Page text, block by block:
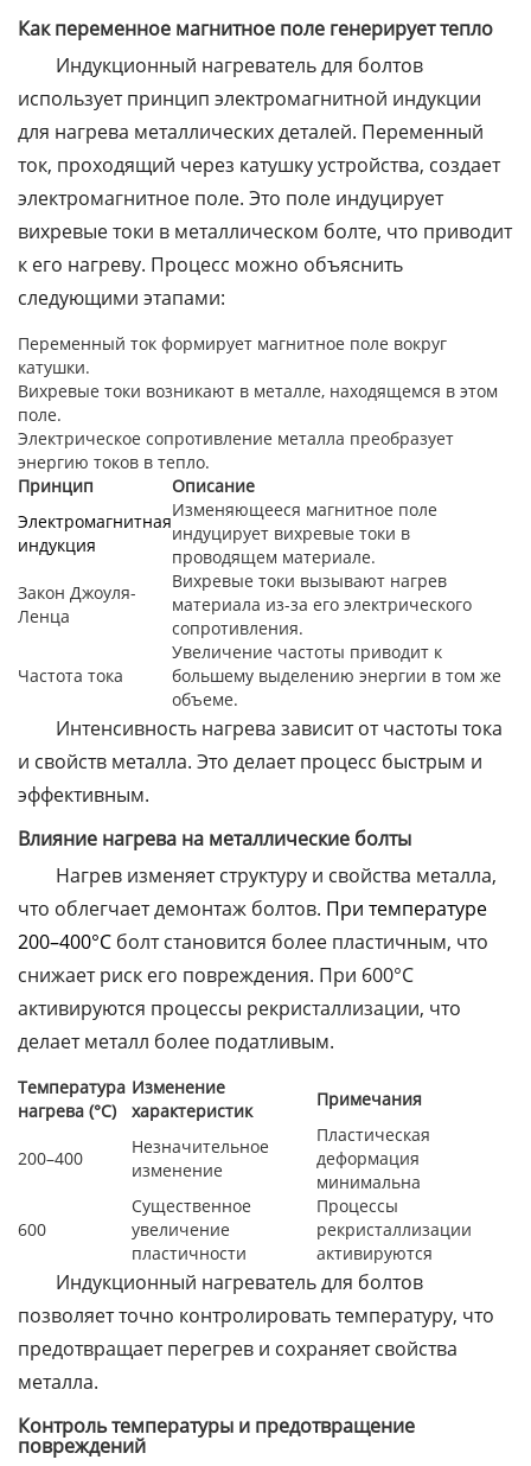
Как переменное магнитное поле генерирует тепло
Индукционный нагреватель для болтов
использует принцип электромагнитной индукции
для нагрева металлических деталей. Переменный
ток, проходящий через катушку устройства, создает
электромагнитное поле. Это поле индуцирует
вихревые токи в металлическом болте, что приводит
к его нагреву. Процесс можно объяснить
следующими этапами:
Переменный ток формирует магнитное поле вокруг
катушки.
Вихревые токи возникают в металле, находящемся в этом
поле.
Электрическое сопротивление металла преобразует
энергию токов в тепло.
Принцип
Описание
Электромагнитная
индукция
Изменяющееся магнитное поле
индуцирует вихревые токи в
проводящем материале.
Закон Джоуля-
Ленца
Вихревые токи вызывают нагрев
материала из-за его электрического
сопротивления.
Частота тока
Увеличение частоты приводит к
большему выделению энергии в том же
объеме.
Интенсивность нагрева зависит от частоты тока
и свойств металла. Это делает процесс быстрым и
эффективным.
Влияние нагрева на металлические болты
Нагрев изменяет структуру и свойства металла,
что облегчает демонтаж болтов. При температуре
200–400°C болт становится более пластичным, что
снижает риск его повреждения. При 600°C
активируются процессы рекристаллизации, что
делает металл более податливым.
Температура
нагрева (°C)
Изменение
характеристик
Примечания
200–400
Незначительное
изменение
Пластическая
деформация
минимальна
600
Существенное
увеличение
пластичности
Процессы
рекристаллизации
активируются
Индукционный нагреватель для болтов
позволяет точно контролировать температуру, что
предотвращает перегрев и сохраняет свойства
металла.
Контроль температуры и предотвращение
повреждений